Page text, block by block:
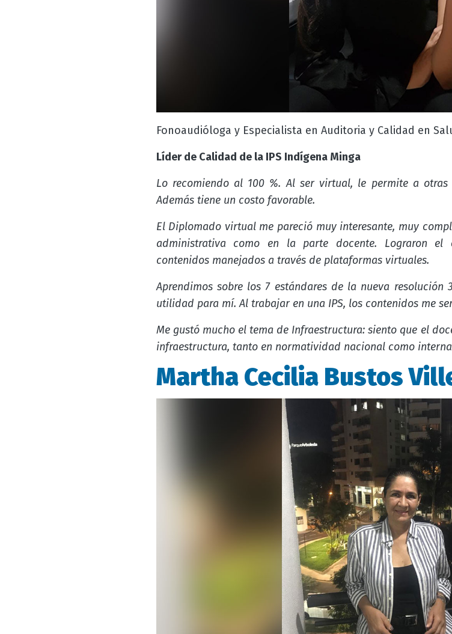
Fonoaudióloga y Especialista en Auditoria y Calidad en
Líder de Calidad de la IPS Indígena Minga
Lo recomiendo al 100 %. Al ser virtual, le permite a
Además tiene un costo favorable.
El Diplomado virtual me pareció muy interesante, muy
administrativa como en la parte docente. Lograron el
contenidos manejados a través de plataformas virtuales.
Aprendimos sobre los 7 estándares de la nueva resolución
utilidad para mí. Al trabajar en una IPS, los contenidos me
Me gustó mucho el tema de Infraestructura: siento que el
infraestructura, tanto en normatividad nacional como
Martha Cecilia Bustos